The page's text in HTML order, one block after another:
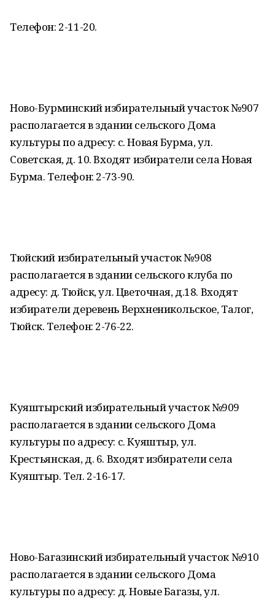
Телефон: 2-11-20.
Ново-Бурминский избирательный участок №907
располагается в здании сельского Дома
культуры по адресу: с. Новая Бурма, ул.
Советская, д. 10. Входят избиратели села Новая
Бурма. Телефон: 2-73-90.
Тюйский избирательный участок №908
располагается в здании сельского клуба по
адресу: д. Тюйск, ул. Цветочная, д.18. Входят
избиратели деревень Верхненикольское, Талог,
Тюйск. Телефон: 2-76-22.
Куяштырский избирательный участок №909
располагается в здании сельского Дома
культуры по адресу: c. Куяштыр, ул.
Крестьянская, д. 6. Входят избиратели села
Куяштыр. Тел. 2-16-17.
Ново-Багазинский избирательный участок №910
располагается в здании сельского Дома
культуры по адресу: д. Новые Багазы, ул.